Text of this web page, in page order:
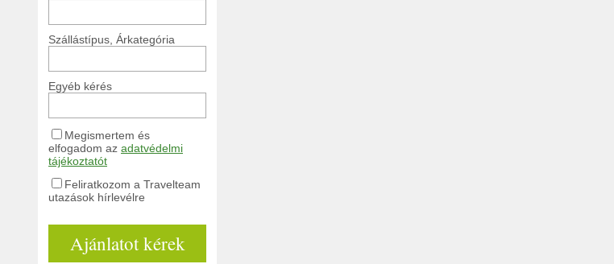
Szállástípus, Árkategória
Egyéb kérés
Megismertem és
elfogadom az adatvédelmi
tájékoztatót
Feliratkozom a Travelteam
utazások hírlevélre
Ajánlatot kérek